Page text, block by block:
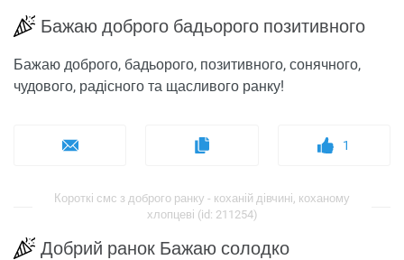
Бажаю доброго бадьорого позитивного
Бажаю доброго, бадьорого, позитивного, сонячного,
чудового, радісного та щасливого ранку!
1
Короткі смс з доброго ранку - коханій дівчині, коханому
хлопцеві (id: 211254)
Добрий ранок Бажаю солодко